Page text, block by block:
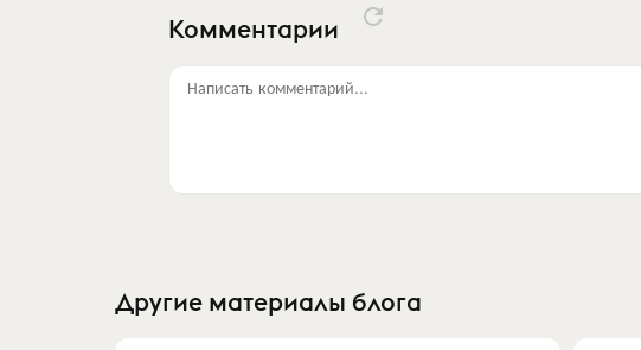
Комментарии
Написать комментарий...
Другие материалы блога